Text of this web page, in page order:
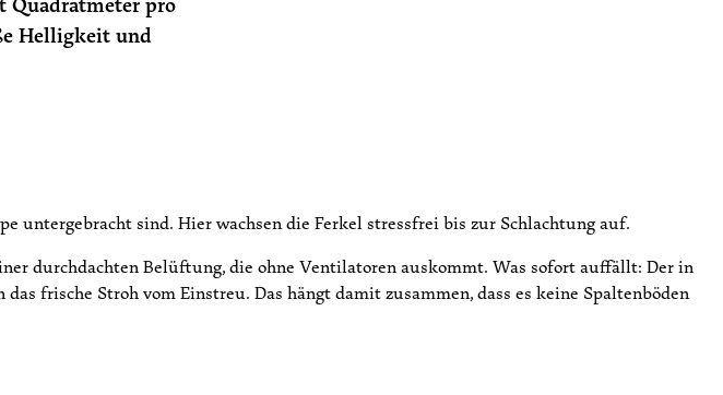
Helligkeit und
untergebracht sind. Hier wachsen die Ferkel stressfrei bis zur Schlachtung auf.
durchdachten Belüftung, die ohne Ventilatoren auskommt. Was sofort auffällt: Der in
frische Stroh vom Einstreu. Das hängt damit zusammen, dass es keine Spaltenböden